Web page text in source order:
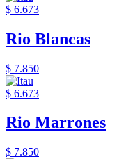
$ 6.673
Rio Blancas
$ 7.850
$ 6.673
Rio Marrones
$ 7.850